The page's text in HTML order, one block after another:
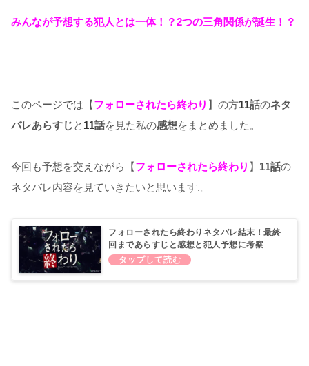
みんなが予想する犯人とは一体！？2つの三角関係が誕生！？
このページでは【フォローされたら終わり 】の方11話のネタ
バレあらすじと 11話を見た私の感想をまとめました。
今回も予想を交えながら【フォローされたら終わり 】 11話の
ネタバレ内容を見ていきたいと思います.。
フォローされたら終わりネタバレ結末！最終
回まであらすじと感想と犯人予想に考察